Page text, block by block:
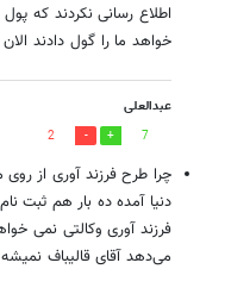
اطلاع رسانی نکردند که
خواهد ما را گول دادند
عبدالعلی
7
2
چرا طرح فرزند آوری از
دنیا آمده ده بار هم ثبت
فرزند آوری وکالتی نمی
می‌دهد آقای قالیباف